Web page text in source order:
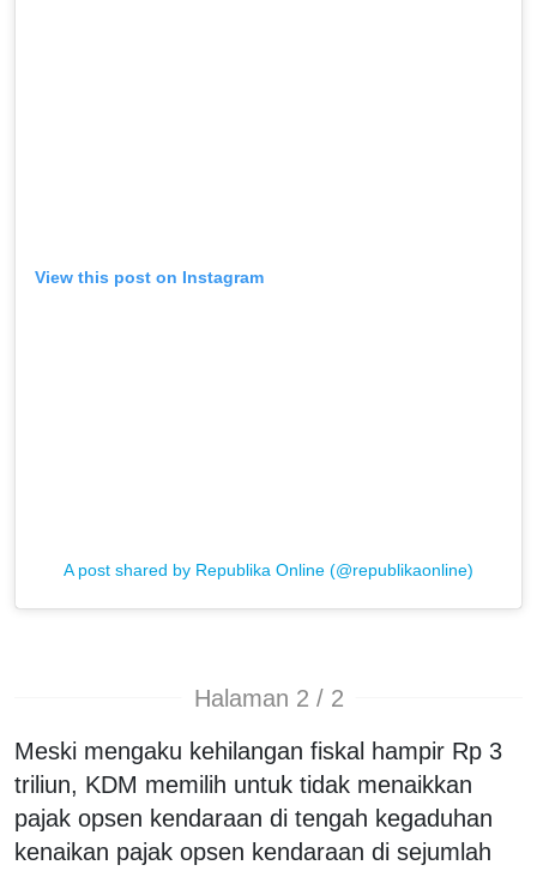
View this post on Instagram
A post shared by Republika Online (@republikaonline)
Halaman 2 / 2
Meski mengaku kehilangan fiskal hampir Rp 3
triliun, KDM memilih untuk tidak menaikkan
pajak opsen kendaraan di tengah kegaduhan
kenaikan pajak opsen kendaraan di sejumlah